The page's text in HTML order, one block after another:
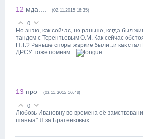
12 мда.... (02.11.2015 16:35)
0
Не знаю, как сейчас, но раньше, когда был
тандем с Терентьевым О.М. Как сейчас
Н.Т.? Раньше споры жаркие были...и как стал
ДРСУ, тоже помним...
13 про (02.11.2015 16:49)
0
Любовь Ивановну во времена её
шаньга".Я за Братенковых.